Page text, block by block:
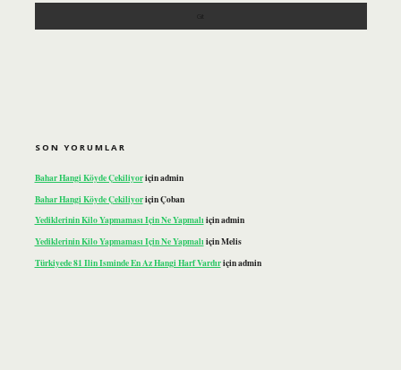
SON YORUMLAR
Bahar Hangi Köyde Çekiliyoriçinadmin
Bahar Hangi Köyde ÇekiliyoriçinÇoban
Yediklerinin Kilo Yapmaması Için Ne Yapmalıiçinadmin
Yediklerinin Kilo Yapmaması Için Ne YapmalıiçinMelis
Türkiyede 81 Ilin Isminde En Az Hangi Harf Vardıriçinadmin